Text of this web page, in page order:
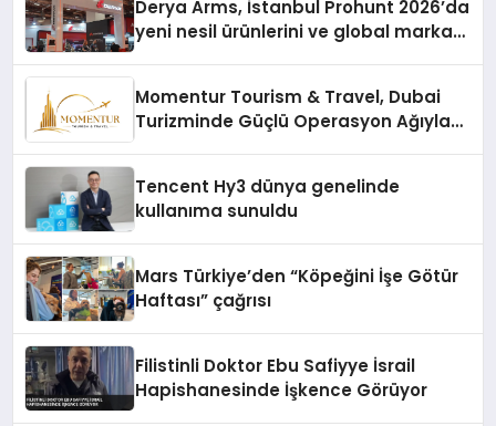
Derya Arms, İstanbul Prohunt 2026’da
yeni nesil ürünlerini ve global marka
Momentur Tourism & Travel, Dubai
Turizminde Güçlü Operasyon Ağıyla
Tencent Hy3 dünya genelinde
kullanıma sunuldu
Mars Türkiye’den “Köpeğini İşe Götür
Haftası” çağrısı
Filistinli Doktor Ebu Safiyye İsrail
Hapishanesinde İşkence Görüyor